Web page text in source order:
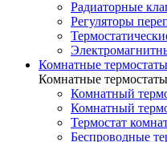
Радиаторные
Регуляторы
Комнатные термостаты
Комнатные термостаты
Комнатный
Комнатный
Термостат
Беспроводные